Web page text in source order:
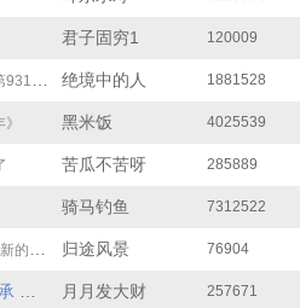
君子固穷1 120009
第931章 神的结局 绝境中的人 1881528
黑米饭 4025539
苦瓜不苦呀 285889
骑马钓鱼 7312522
完结） 归途风景 76904
第101章 结局2
月月发大财 257671